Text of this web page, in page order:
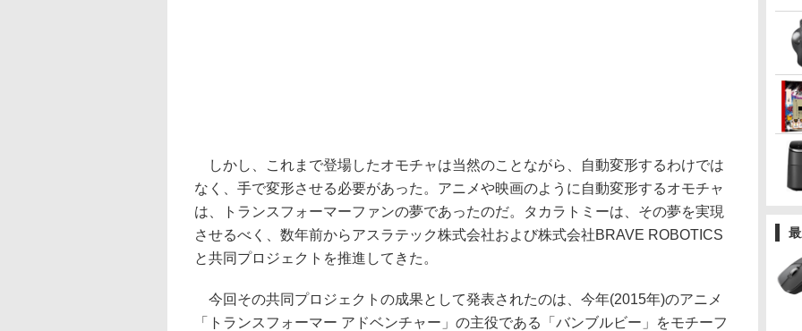
しかし、これまで登場したオモチャは当然のことながら、自動変形するわけでは
なく、手で変形させる必要があった。アニメや映画のように自動変形するオモチャ
は、トランスフォーマーファンの夢であったのだ。タカラトミーは、その夢を実現
させるべく、数年前からアスラテック株式会社および株式会社BRAVE ROBOTICS
と共同プロジェクトを推進してきた。
今回その共同プロジェクトの成果として発表されたのは、今年(2015年)のアニメ
「トランスフォーマー アドベンチャー」の主役である「バンブルビー」をモチーフ